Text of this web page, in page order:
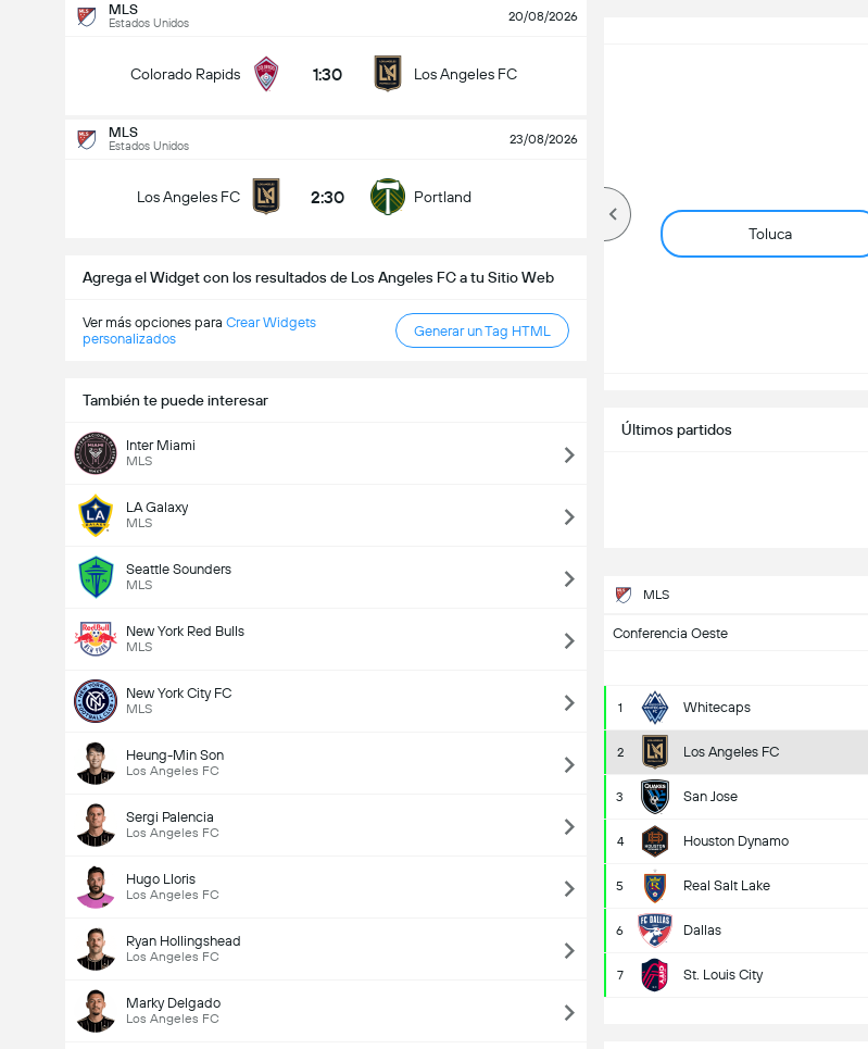
MLS
Estados Unidos 20/08/2026
Colorado Rapids 1:30 Los Angeles FC
MLS
Estados Unidos 23/08/2026
Los Angeles FC 2:30 Portland
Agrega el Widget con los resultados de Los Angeles FC a tu Sitio Web
Ver más opciones para Crear Widgets
personalizados
Generar un Tag HTML
También te puede interesar
Inter Miami
MLS
LA Galaxy
MLS
Seattle Sounders
MLS
New York Red Bulls
MLS
New York City FC
MLS
Heung-Min Son
Los Angeles FC
Sergi Palencia
Los Angeles FC
Hugo Lloris
Los Angeles FC
Ryan Hollingshead
Los Angeles FC
Marky Delgado
Los Angeles FC
Toluca
Leagues Cup
2:30 Querétaro FC
Goles en el partido (2.5)
Últimos partidos
MLS
Conferencia Oeste
1 Whitecaps
2 Los Angeles FC
3 San Jose
4 Houston Dynamo
5 Real Salt Lake
6 Dallas
7 St. Louis City